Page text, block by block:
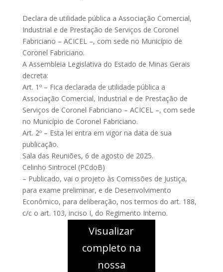
Declara de utilidade pública a Associação Comercial,
Industrial e de Prestação de Serviços de Coronel
Fabriciano – ACICEL –, com sede no Município de
Coronel Fabriciano.
A Assembleia Legislativa do Estado de Minas Gerais
decreta:
Art. 1º – Fica declarada de utilidade pública a
Associação Comercial, Industrial e de Prestação de
Serviços de Coronel Fabriciano – ACICEL –, com sede
no Município de Coronel Fabriciano.
Art. 2º – Esta lei entra em vigor na data de sua
publicação.
Sala das Reuniões, 6 de agosto de 2025.
Celinho Sintrocel (PCdoB)
– Publicado, vai o projeto às Comissões de Justiça,
para exame preliminar, e de Desenvolvimento
Econômico, para deliberação, nos termos do art. 188,
c/c o art. 103, inciso I, do Regimento Interno.
Visualizar
completo na
nossa